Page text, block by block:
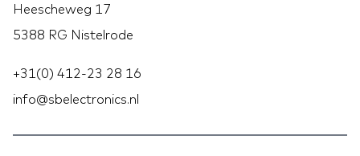
Heescheweg 17
5388 RG Nistelrode
+31(0) 412-23 28 16
info@sbelectronics.nl